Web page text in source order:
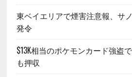
東ベイエリアで煙害注意報、サ
発令
$13K相当のポケモンカード強盗
も押収